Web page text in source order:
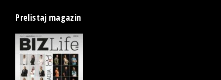
Prelistaj magazin